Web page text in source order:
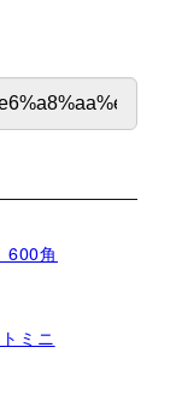
角
ミニ